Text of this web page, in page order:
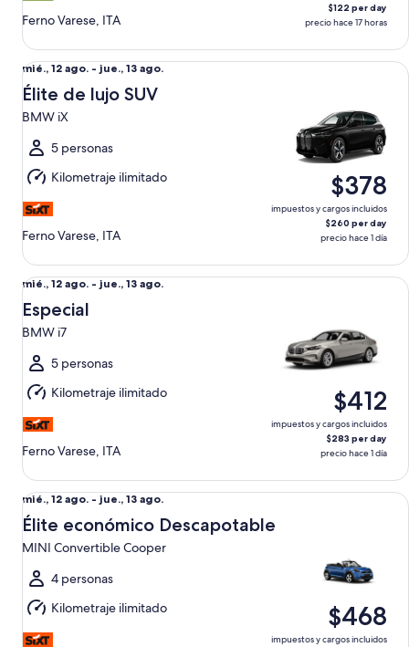
Ferno Varese, ITA
$122 per day
precio hace 17 horas
Del
mié.,
12
ago.
al
jue.,
13
ago.
mié., 12 ago. - jue., 13 ago.
Élite de lujo SUV
BMW iX
5 personas
Kilometraje ilimitado
Ferno Varese, ITA
$378
impuestos y cargos incluidos
$260 per day
precio hace 1 día
Élite de lujo SUV BMW iX
Del
mié.,
12
ago.
al
jue.,
13
ago.
mié., 12 ago. - jue., 13 ago.
Especial
BMW i7
5 personas
Kilometraje ilimitado
Ferno Varese, ITA
$412
impuestos y cargos incluidos
$283 per day
precio hace 1 día
Especial BMW i7
Del
mié.,
12
ago.
al
jue.,
13
ago.
mié., 12 ago. - jue., 13 ago.
Élite económico Descapotable
MINI Convertible Cooper
4 personas
Kilometraje ilimitado
$468
impuestos y cargos incluidos
Élite económico Descapotable MINI Convertible Cooper